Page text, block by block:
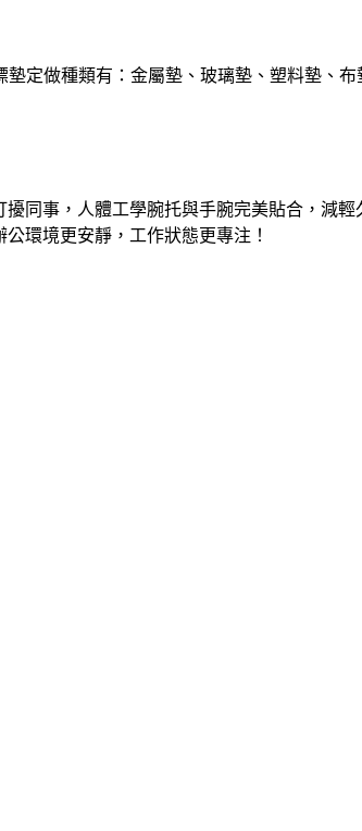
定做種類有：金屬墊、玻璃墊、塑料墊、
同事，人體工學腕托與手腕完美貼合，減
環境更安靜，工作狀態更專注！